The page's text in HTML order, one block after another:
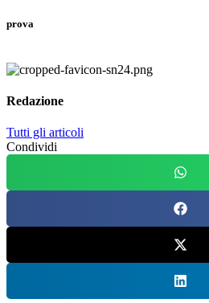
prova
Redazione
Tutti gli articoli
Condividi